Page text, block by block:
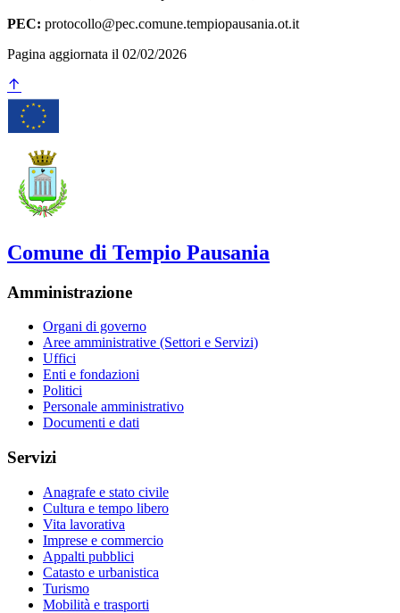
PEC: protocollo@pec.comune.tempiopausania.ot.it
Pagina aggiornata il 02/02/2026
Comune di Tempio Pausania
Amministrazione
Organi di governo
Aree amministrative (Settori e Servizi)
Uffici
Enti e fondazioni
Politici
Personale amministrativo
Documenti e dati
Servizi
Anagrafe e stato civile
Cultura e tempo libero
Vita lavorativa
Imprese e commercio
Appalti pubblici
Catasto e urbanistica
Turismo
Mobilità e trasporti